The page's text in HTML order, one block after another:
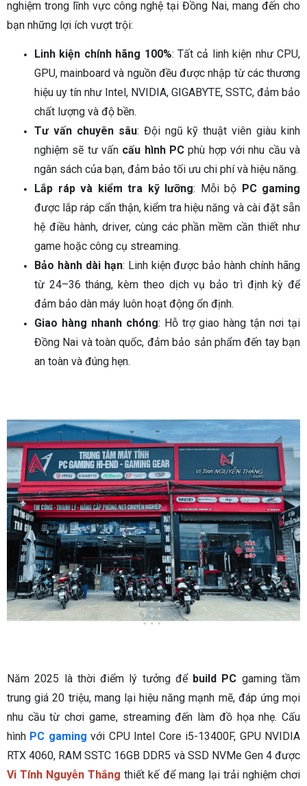
nghiệm trong lĩnh vực công nghệ tại Đồng Nai, mang đến cho
bạn những lợi ích vượt trội:
Linh kiện chính hãng 100%: Tất cả linh kiện như CPU,
GPU, mainboard và nguồn đều được nhập từ các thương
hiệu uy tín như Intel, NVIDIA, GIGABYTE, SSTC, đảm bảo
chất lượng và độ bền.
Tư vấn chuyên sâu: Đội ngũ kỹ thuật viên giàu kinh
nghiệm sẽ tư vấn cấu hình PC phù hợp với nhu cầu và
ngân sách của bạn, đảm bảo tối ưu chi phí và hiệu năng.
Lắp ráp và kiểm tra kỹ lưỡng: Mỗi bộ PC gaming
được lắp ráp cẩn thận, kiểm tra hiệu năng và cài đặt sẵn
hệ điều hành, driver, cùng các phần mềm cần thiết như
game hoặc công cụ streaming.
Bảo hành dài hạn: Linh kiện được bảo hành chính hãng
từ 24–36 tháng, kèm theo dịch vụ bảo trì định kỳ để
đảm bảo dàn máy luôn hoạt động ổn định.
Giao hàng nhanh chóng: Hỗ trợ giao hàng tận nơi tại
Đồng Nai và toàn quốc, đảm bảo sản phẩm đến tay bạn
an toàn và đúng hẹn.
Năm 2025 là thời điểm lý tưởng để build PC gaming tầm
trung giá 20 triệu, mang lại hiệu năng mạnh mẽ, đáp ứng mọi
nhu cầu từ chơi game, streaming đến làm đồ họa nhẹ. Cấu
hình PC gaming với CPU Intel Core i5-13400F, GPU NVIDIA
RTX 4060, RAM SSTC 16GB DDR5 và SSD NVMe Gen 4 được
Vi Tính Nguyễn Thắng thiết kế để mang lại trải nghiệm chơi